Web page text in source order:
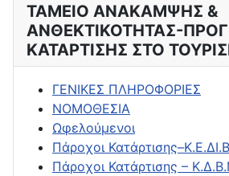
ΤΑΜΕΙΟ ΑΝΑΚΑΜΨΗΣ &
ΑΝΘΕΚΤΙΚΟΤΗΤΑΣ-
ΚΑΤΑΡΤΙΣΗΣ ΣΤΟ
ΓΕΝΙΚΕΣ ΠΛΗΡΟΦΟΡΙΕΣ
ΝΟΜΟΘΕΣΙΑ
Ωφελούμενοι
Πάροχοι
Πάροχοι Κατάρτισης –